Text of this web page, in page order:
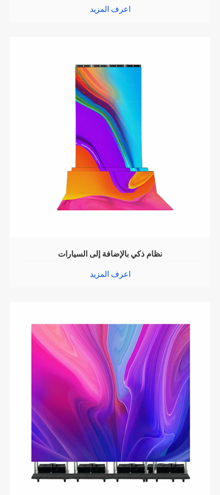
اعرف المزيد
نظام ذكي بالإضافة إلى السيارات
اعرف المزيد